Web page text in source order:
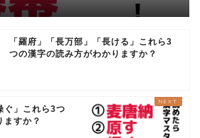
「羅府」「長万部」「長ける」これら3
つの漢字の読み方がわかりますか？
ぐ」これら3つ
ますか？